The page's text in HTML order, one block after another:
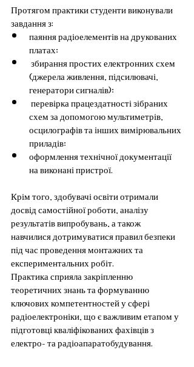
Протягом практики студенти виконували
завдання з:
паяння радіоелементів на друкованих
платах;
(джерела живлення, підсилювачі,
генератори сигналів);
схем за допомогою мультиметрів,
осцилографів та інших вимірювальних
приладів;
оформлення технічної документації
на виконані пристрої.
Крім того, здобувачі освіти отримали
досвід самостійної роботи, аналізу
результатів випробувань, а також
навчилися дотримуватися правил безпеки
під час проведення монтажних та
експериментальних робіт.
Практика сприяла закріпленню
теоретичних знань та формуванню
ключових компетентностей у сфері
радіоелектроніки, що є важливим етапом у
підготовці кваліфікованих фахівців з
електро- та радіоапаратобудування.